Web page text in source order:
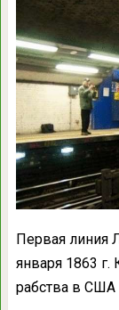
Первая линия
января 1863
рабства в США